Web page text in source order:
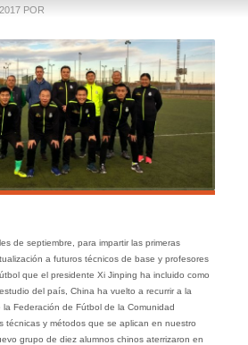
POR
de septiembre, para impartir las primeras
a futuros técnicos de base y profesores
que el presidente Xi Jinping ha incluido como
del país, China ha vuelto a recurrir a la
Federación de Fútbol de la Comunidad
técnicas y métodos que se aplican en nuestro
grupo de diez alumnos chinos aterrizaron en